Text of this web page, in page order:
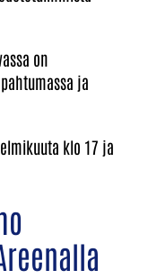
on
ja
klo 17 ja